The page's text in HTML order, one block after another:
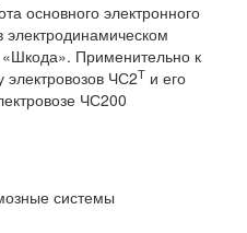
основного электронного
Применительно к
электровозов ЧС2Т и его
ЧС200
системы